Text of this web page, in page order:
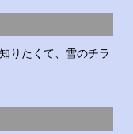
りたくて、雪のチラ